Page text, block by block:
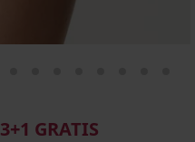
3+1 GRATIS